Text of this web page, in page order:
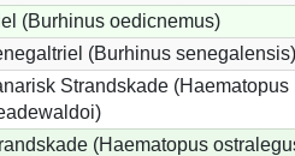
(Burhinus oedicnemus)
(Burhinus senegalensis)
Strandskade (Haematopus
(Haematopus